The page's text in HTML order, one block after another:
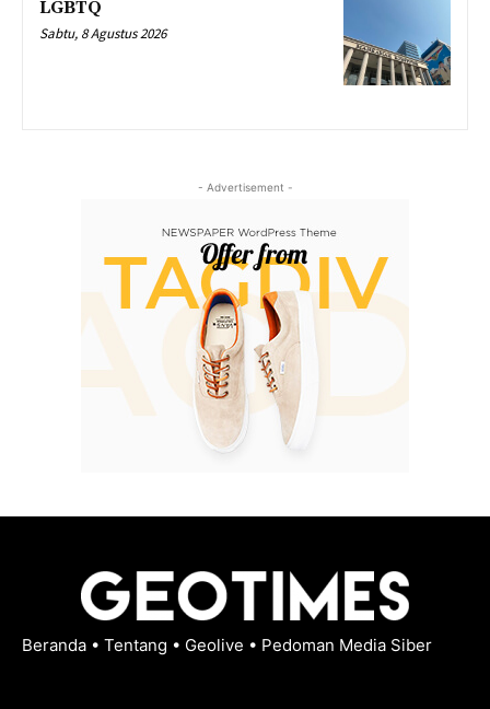
LGBTQ
Sabtu, 8 Agustus 2026
- Advertisement -
Beranda • Tentang • Geolive • Pedoman Media Siber